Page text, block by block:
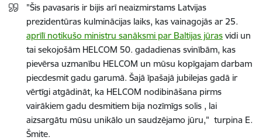
"Šis pavasaris ir bijis arī neaizmirstams Latvijas
prezidentūras kulminācijas laiks, kas vainagojās ar 25.
aprīlī notikušo ministru sanāksmi par Baltijas jūras vidi un
tai sekojošām HELCOM 50. gadadienas svinībām, kas
pievērsa uzmanību HELCOM un mūsu kopīgajam darbam
piecdesmit gadu garumā. Šajā īpašajā jubilejas gadā ir
vērtīgi atgādināt, ka HELCOM nodibināšana pirms
vairākiem gadu desmitiem bija nozīmīgs solis , lai
aizsargātu mūsu unikālo un saudzējamo jūru," turpina E.
Šmite.